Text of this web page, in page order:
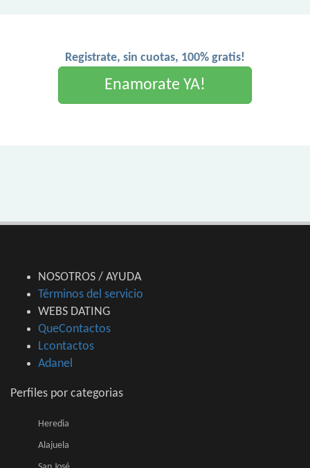
Registrate, sin cuotas, 100% gratis!
Enamorate YA!
NOSOTROS / AYUDA
Términos del servicio
WEBS DATING
QueContactos
Lcontactos
Adanel
Perfiles por categorias
Heredia
Alajuela